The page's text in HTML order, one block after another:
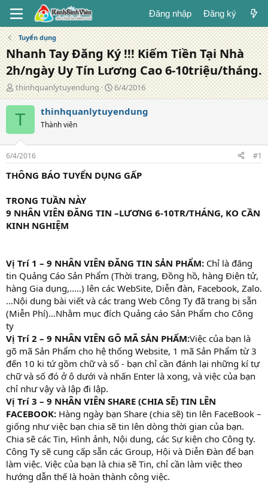
Đăng nhập Đăng ký
Tuyển dụng
Nhanh Tay Đăng Ký !!! Kiếm Tiền Tại Nhà
2h/ngày Uy Tín Lương Cao 6-10triệu/tháng.
T
á
c
ả
thinhquanlytuyendung
N
g
à
g
6/4/2016
T thinhquanlytuyendung
Thành viên
6/4/2016 #1
THÔNG BÁO TUYỂN DỤNG GẤP
TRONG TUẦN NÀY
9 NHÂN VIÊN ĐĂNG TIN –LƯƠNG 6-10TR/THÁNG, KO CẦN
KINH NGHIỆM
Vị Trí 1 – 9 NHÂN VIÊN ĐĂNG TIN SẢN PHẨM: Chỉ là đăng
tin Quảng Cáo Sản Phẩm (Thời trang, Đồng hồ, hàng Điện tử,
hàng Gia dụng,..…) lên các WebSite, Diễn đàn, Facebook, Zalo.
…Nội dung bài viết và các trang Web Công Ty đã trang bị sẵn
(Miễn Phí)…Nhằm mục đích Quảng cáo Sản Phẩm cho Công
ty
Vị Trí 2 – 9 NHÂN VIÊN GÕ MÃ SẢN PHẨM:Việc của bạn là
gõ mã Sản Phẩm cho hệ thống Website, 1 mã Sản Phẩm từ 3
đến 10 ki tứ gồm chữ và số - bạn chỉ cần đánh lại những kí tự
chữ và số đó ở ô dưới và nhấn Enter là xong, và việc của bạn
chỉ như vậy và lập đi lập.
Vị Trí 3 – 9 NHÂN VIÊN SHARE (CHIA SẼ) TIN LÊN
FACEBOOK: Hàng ngày bạn Share (chia sẽ) tin lên FaceBook –
giống như việc bạn chia sẽ tin lên dòng thời gian của bạn.
Chia sẽ các Tin, Hình ảnh, Nội dung, các Sự kiện cho Công ty.
Công Ty sẽ cung cấp sẵn các Group, Hội và Diễn Đàn để bạn
làm việc. Việc của bạn là chia sẽ Tin, chỉ cần làm việc theo
hướng dẫn thế là hoàn thành công việc.